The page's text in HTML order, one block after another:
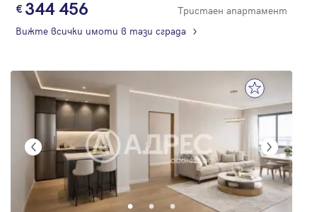
344 456
Тристаен апартамент
Вижте всички имоти в тази сграда